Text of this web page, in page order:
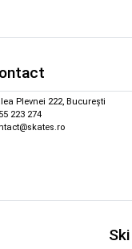
Plevnei 222, București
223 274
Ski